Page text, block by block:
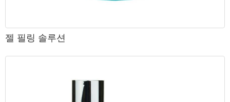
젤 필링 솔루션